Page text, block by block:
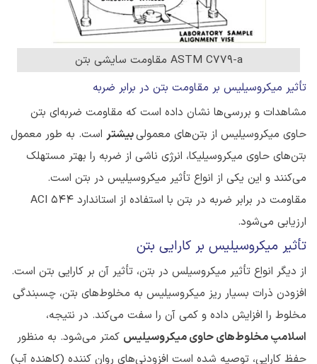
ASTM C779-a مقاومت سایشی بتن
تأثیر میکروسیلیس بر مقاومت بتن در برابر ضربه
مشاهدات و بررسی‌ها نشان داده است که مقاومت ضربه‌ای بتن
حاوی میکروسیلیس از بتن‌های معمولیبیشتر است. به طور معمول
بتن‌های حاوی میکروسیلیکا، انرژی ناشی از ضربه را بهتر مستهلک
می‌کنند و این یکی از انواع تأثیر میکروسیلیس در بتن است.
مقاومت در برابر ضربه در بتن با استفاده از استاندارد ACI 544
ارزیابی می‌شود.
تأثیر میکروسیلیس بر کارایی بتن
از دیگر انواع تأثیر میکروسیلس در بتن، تأثیر آن بر کارایی بتن است.
افزودن ذرات بسیار ریز میکروسیلیس به مخلوط‌های بتن، چسبندگی
مخلوط را افزایش داده و کمی آن را سفت می‌کند. در نتیجه،
اسلامپ مخلوط‌های حاوی میکروسیلیس کمتر می‌شود. به منظور
حفظ کارایی، توصیه شده است افزودنی‌های روان کننده (کاهنده آب)